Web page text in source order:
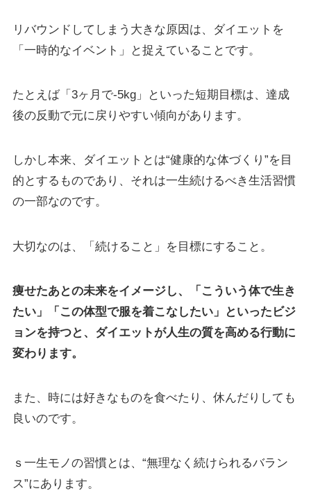
リバウンドしてしまう大きな原因は、ダイエットを
「一時的なイベント」と捉えていることです。
たとえば「3ヶ月で-5kg」といった短期目標は、達成
後の反動で元に戻りやすい傾向があります。
しかし本来、ダイエットとは“健康的な体づくり”を目
的とするものであり、それは一生続けるべき生活習慣
の一部なのです。
大切なのは、「続けること」を目標にすること。
痩せたあとの未来をイメージし、「こういう体で生き
たい」「この体型で服を着こなしたい」といったビジ
ョンを持つと、ダイエットが人生の質を高める行動に
変わります。
また、時には好きなものを食べたり、休んだりしても
良いのです。
ｓ一生モノの習慣とは、“無理なく続けられるバラン
ス”にあります。